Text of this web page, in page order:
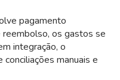
pagamento
os gastos se
integração, o
manuais e